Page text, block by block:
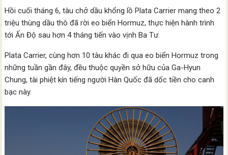
Hồi cuối tháng 6, tàu chở dầu khổng lồ Plata Carrier mang theo 2
triệu thùng dầu thô đã rời eo biển Hormuz, thực hiện hành trình
tới Ấn Độ sau hơn 4 tháng tiến vào vịnh Ba Tư.
Plata Carrier, cùng hơn 10 tàu khác đi qua eo biển Hormuz trong
những tuần gần đây, đều thuộc quyền sở hữu của Ga-Hyun
Chung, tài phiệt kín tiếng người Hàn Quốc đã dốc tiền cho canh
bạc này.